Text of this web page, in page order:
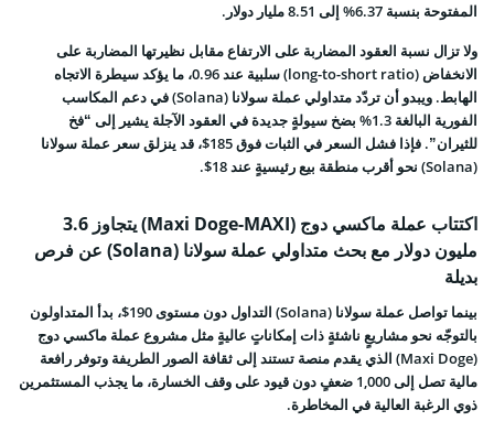
المفتوحة بنسبة 6.37% إلى 8.51 مليار دولار.
ولا تزال نسبة العقود المضاربة على الارتفاع مقابل نظيرتها المضاربة على
الانخفاض (long-to-short ratio) سلبية عند 0.96، ما يؤكد سيطرة الاتجاه
الهابط. ويبدو أن تردّد متداولي عملة سولانا (Solana) في دعم المكاسب
الفورية البالغة 1.3% بضخ سيولةٍ جديدة في العقود الآجلة يشير إلى “فخ
للثيران”. فإذا فشل السعر في الثبات فوق 185$، قد ينزلق سعر عملة سولانا
(Solana) نحو أقرب منطقة بيع رئيسيةٍ عند 18$.
اكتتاب عملة ماكسي دوج (Maxi Doge-MAXI) يتجاوز 3.6
مليون دولار مع بحث متداولي عملة سولانا (Solana) عن فرص
بديلة
بينما تواصل عملة سولانا (Solana) التداول دون مستوى 190$، بدأ المتداولون
بالتوجّه نحو مشاريعٍ ناشئةٍ ذات إمكاناتٍ عاليةٍ مثل مشروع عملة ماكسي دوج
(Maxi Doge) الذي يقدم منصة تستند إلى ثقافة الصور الطريفة وتوفر رافعة
مالية تصل إلى 1,000 ضعفٍ دون قيود على وقف الخسارة، ما يجذب المستثمرين
ذوي الرغبة العالية في المخاطرة.